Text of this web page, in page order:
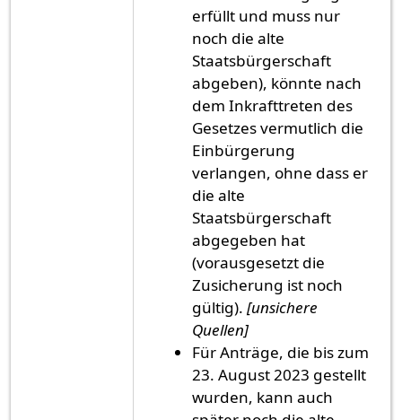
erfüllt und muss nur
noch die alte
Staatsbürgerschaft
abgeben), könnte nach
dem Inkrafttreten des
Gesetzes vermutlich die
Einbürgerung
verlangen, ohne dass er
die alte
Staatsbürgerschaft
abgegeben hat
(vorausgesetzt die
Zusicherung ist noch
gültig).[unsichere
Quellen]
Für Anträge, die bis zum
23. August 2023 gestellt
wurden, kann auch